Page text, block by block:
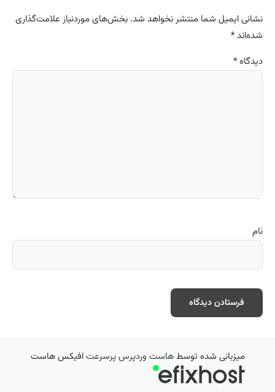
نشانی ایمیل شما منتشر نخواهد شد. بخش‌های موردنیاز علامت‌گذاری
شده‌اند*
دیدگاه*
نام
میزبانی شده توسطهاست وردپرس پرسرعتافیکس هاست